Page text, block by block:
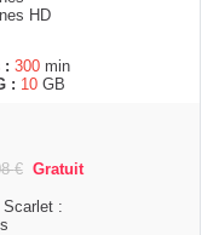
HD
: 300 min
: 10 GB
€ Gratuit
Scarlet :